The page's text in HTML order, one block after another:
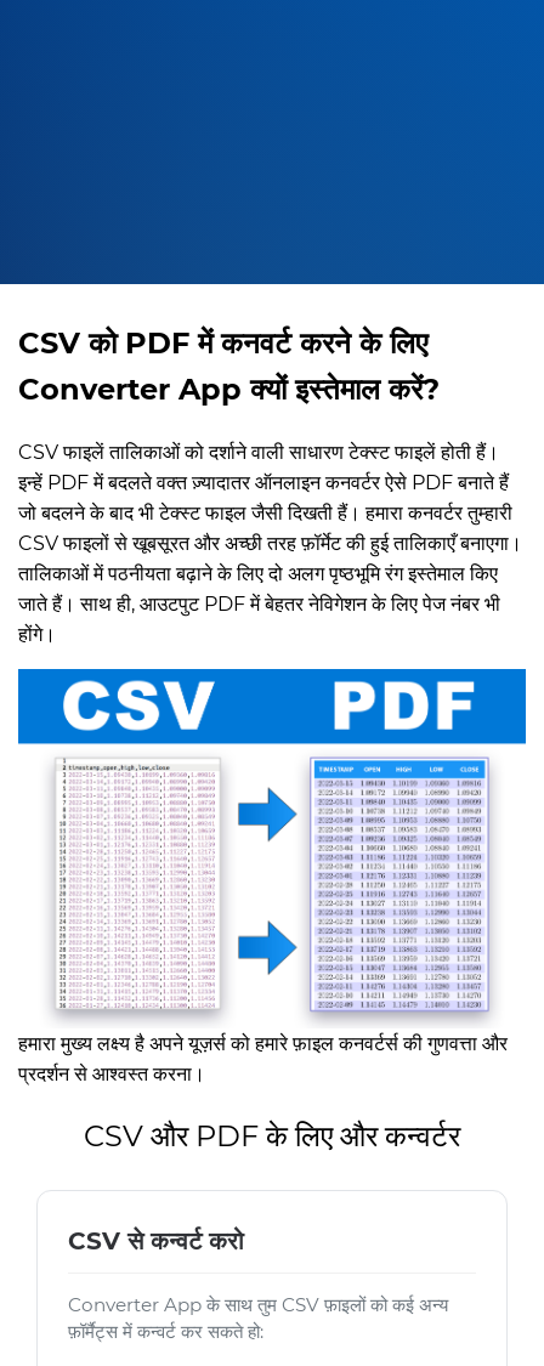
CSV को PDF में कनवर्ट करने के लिए
Converter App क्यों इस्तेमाल करें?
CSV फाइलें तालिकाओं को दर्शाने वाली साधारण टेक्स्ट फाइलें होती हैं।
इन्हें PDF में बदलते वक्त ज़्यादातर ऑनलाइन कनवर्टर ऐसे PDF बनाते हैं
जो बदलने के बाद भी टेक्स्ट फाइल जैसी दिखती हैं। हमारा कनवर्टर तुम्हारी
CSV फाइलों से खूबसूरत और अच्छी तरह फ़ॉर्मेट की हुई तालिकाएँ बनाएगा।
तालिकाओं में पठनीयता बढ़ाने के लिए दो अलग पृष्ठभूमि रंग इस्तेमाल किए
जाते हैं। साथ ही, आउटपुट PDF में बेहतर नेविगेशन के लिए पेज नंबर भी
होंगे।
हमारा मुख्य लक्ष्य है अपने यूज़र्स को हमारे फ़ाइल कनवर्टर्स की गुणवत्ता और
प्रदर्शन से आश्वस्त करना।
CSV और PDF के लिए और कन्वर्टर
CSV से कन्वर्ट करो
Converter App के साथ तुम CSV फ़ाइलों को कई अन्य
फ़ॉर्मैट्स में कन्वर्ट कर सकते हो: